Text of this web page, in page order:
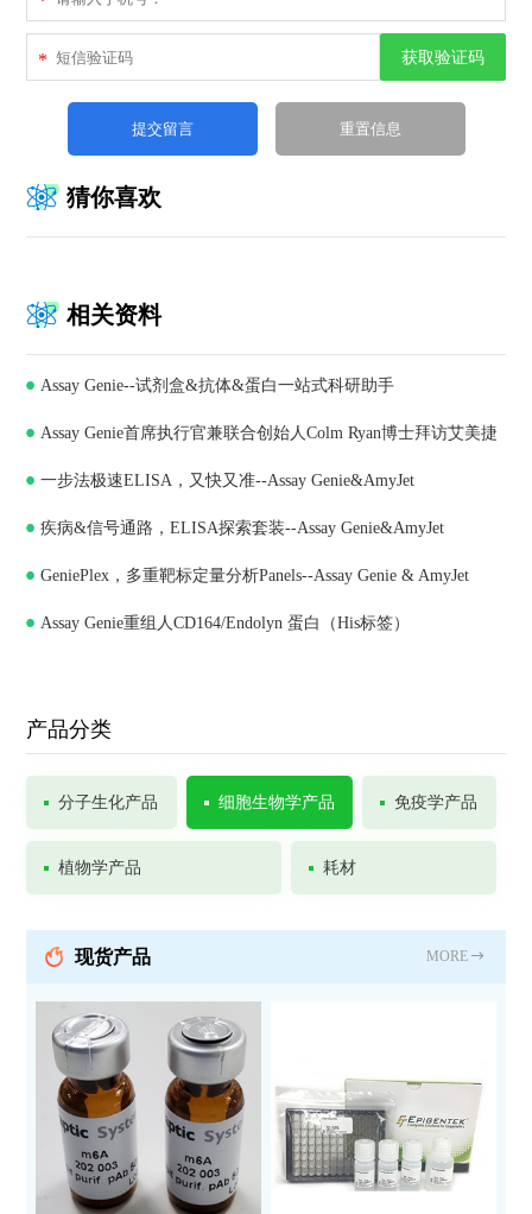
* 获取验证码
猜你喜欢
相关资料
Assay Genie--试剂盒&抗体&蛋白一站式科研助手
Assay Genie首席执行官兼联合创始人Colm Ryan博士拜访艾美捷
科技，深化合作共谋发展
一步法极速ELISA，又快又准--Assay Genie&AmyJet
疾病&信号通路，ELISA探索套装--Assay Genie&AmyJet
GeniePlex，多重靶标定量分析Panels--Assay Genie & AmyJet
Assay Genie重组人CD164/Endolyn 蛋白（His标签）
产品分类
分子生化产品 细胞生物学产品 免疫学产品
植物学产品 耗材
现货产品 MORE